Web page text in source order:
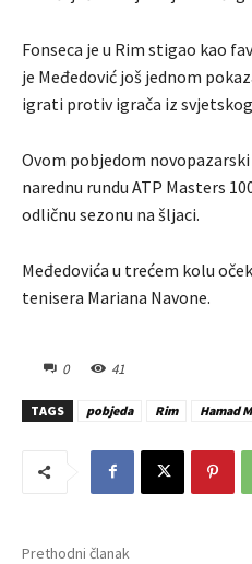
Fonseca je u Rim stigao kao
je Međedović još jednom
igrati protiv igrača iz
Ovom pobjedom
narednu rundu ATP Masters
odličnu sezonu na šljaci.
Međedovića u trećem kolu
tenisera Mariana Navone.
0 41
TAGS pobjeda Rim Hamad
Prethodni članak